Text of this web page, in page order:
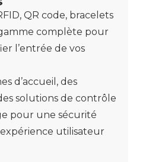
QR code, bracelets
complète pour
l’entrée de vos
d’accueil, des
solutions de contrôle
pour une sécurité
utilisateur